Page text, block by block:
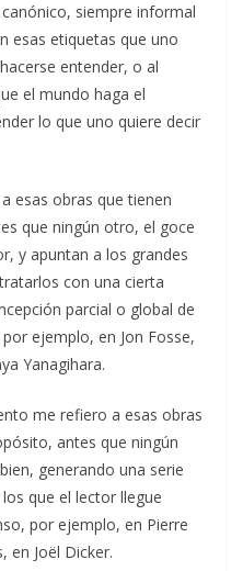
siempre informal
esas etiquetas que uno
entender, o al
el mundo haga el
lo que uno quiere decir
esas obras que tienen
que ningún otro, el goce
y apuntan a los grandes
con una cierta
parcial o global de
ejemplo, en Jon Fosse,
Yanagihara.
me refiero a esas obras
antes que ningún
generando una serie
que el lector llegue
por ejemplo, en Pierre
en Joël Dicker.